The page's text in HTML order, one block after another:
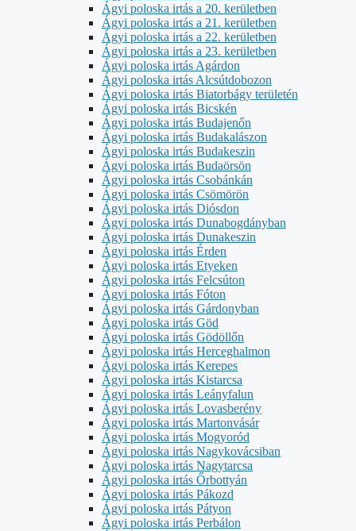
Ágyi poloska irtás a 20. kerületben
Ágyi poloska irtás a 21. kerületben
Ágyi poloska irtás a 22. kerületben
Ágyi poloska irtás a 23. kerületben
Ágyi poloska irtás Agárdon
Ágyi poloska irtás Alcsútdobozon
Ágyi poloska irtás Biatorbágy területén
Ágyi poloska irtás Bicskén
Ágyi poloska irtás Budajenőn
Ágyi poloska irtás Budakalászon
Ágyi poloska irtás Budakeszin
Ágyi poloska irtás Budaörsön
Ágyi poloska irtás Csobánkán
Ágyi poloska irtás Csömörön
Ágyi poloska irtás Diósdon
Ágyi poloska irtás Dunabogdányban
Ágyi poloska irtás Dunakeszin
Ágyi poloska irtás Érden
Ágyi poloska irtás Etyeken
Ágyi poloska irtás Felcsúton
Ágyi poloska irtás Fóton
Ágyi poloska irtás Gárdonyban
Ágyi poloska irtás Göd
Ágyi poloska irtás Gödöllőn
Ágyi poloska irtás Herceghalmon
Ágyi poloska irtás Kerepes
Ágyi poloska irtás Kistarcsa
Ágyi poloska irtás Leányfalun
Ágyi poloska irtás Lovasberény
Ágyi poloska irtás Martonvásár
Ágyi poloska irtás Mogyoród
Ágyi poloska irtás Nagykovácsiban
Ágyi poloska irtás Nagytarcsa
Ágyi poloska irtás Őrbottyán
Ágyi poloska irtás Pákozd
Ágyi poloska irtás Pátyon
Ágyi poloska irtás Perbálon